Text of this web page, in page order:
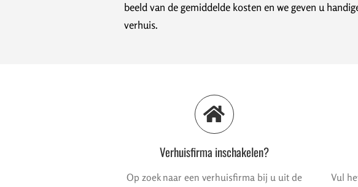
beeld van de gemiddelde kosten en we geven u
verhuis.
Verhuisfirma inschakelen?
Op zoek naar een verhuisfirma bij u uit de
Vul